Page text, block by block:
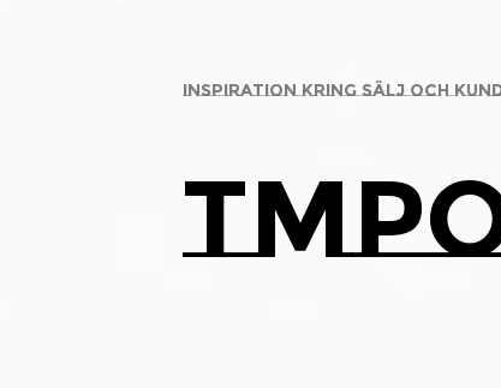
inspiration kring sälj och